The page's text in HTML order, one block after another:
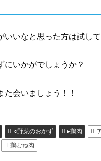
いいなと思った方は試して
にいかがでしょうか？
た会いましょう！！
○野菜のおかず ▸鶏肉
鶏むね肉